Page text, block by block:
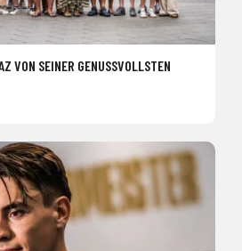
VON SEINER GENUSSVOLLSTEN